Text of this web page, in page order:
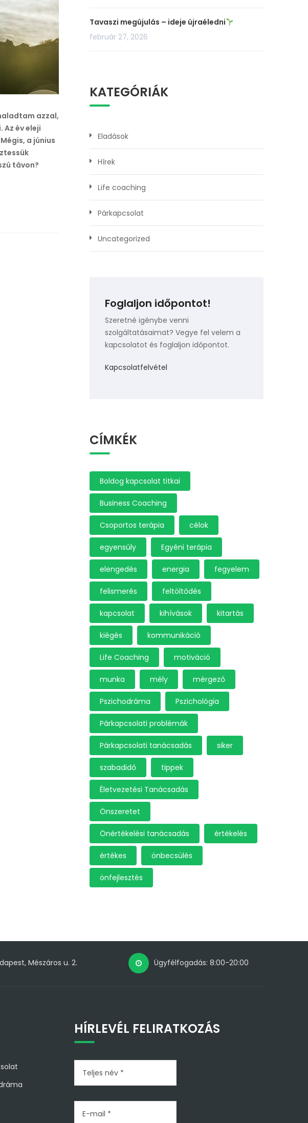
azzal,
év eleji
a június
távon?
Tavaszi megújulás – ideje újraéledni
február 27, 2026
KATEGÓRIÁK
Eladások
Hírek
Life coaching
Párkapcsolat
Uncategorized
Foglaljon időpontot!
Szeretné igénybe venni
szolgáltatásaimat? Vegye fel velem a
kapcsolatot és foglaljon időpontot.
Kapcsolatfelvétel
CÍMKÉK
Boldog kapcsolat titkai
Business Coaching
Csoportos terápia célok
egyensúly Egyéni terápia
elengedés energia fegyelem
felismerés feltöltődés
kapcsolat kihívások kitartás
kiégés kommunikáció
Life Coaching motiváció
munka mély mérgező
Pszichodráma Pszichológia
Párkapcsolati problémák
Párkapcsolati tanácsadás siker
szabadidő tippek
Életvezetési Tanácsadás
Önszeretet
Önértékelési tanácsadás értékelés
értékes önbecsülés
önfejlesztés
Mészáros u. 2. Ügyfélfogadás: 8:00-20:00
HÍRLEVÉL FELIRATKOZÁS